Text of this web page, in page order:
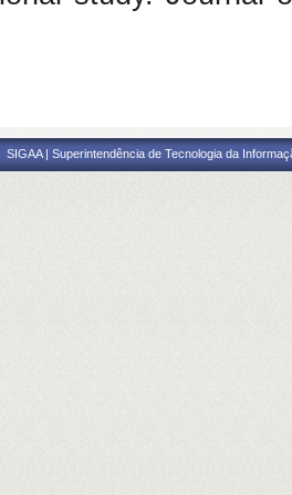
SIGAA | Superintendência de Tecnologia da